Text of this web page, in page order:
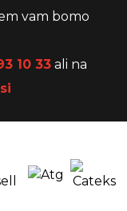
vam bomo
10 33ali na